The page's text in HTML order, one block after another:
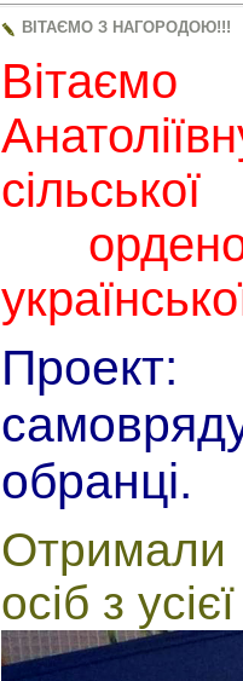
ВІТАЄМО З НАГОРОДОЮ!!!
обранці.
Отримали
осіб з